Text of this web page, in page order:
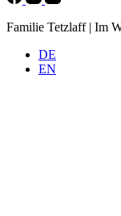
Familie Tetzlaff | Im
DE
EN